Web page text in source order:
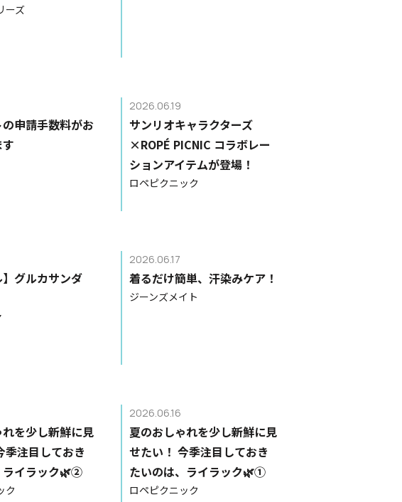
ーズ
申請手数料がお
2026.06.19
サンリオキャラクターズ
×ROPÉ PICNIC コラボレー
ションアイテムが登場！
ロペピクニック
】グルカサンダ
2026.06.17
着るだけ簡単、汗染みケア！
ジーンズメイト
を少し新鮮に見
季注目しておき
ライラック🌿②
ク
2026.06.16
夏のおしゃれを少し新鮮に見
せたい！ 今季注目しておき
たいのは、ライラック🌿①
ロペピクニック